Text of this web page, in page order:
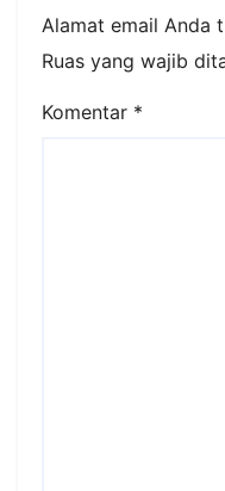
Alamat email Anda
Ruas yang wajib
Komentar *